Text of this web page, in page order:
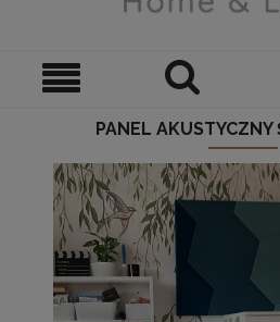
PANEL AKUSTYCZNY